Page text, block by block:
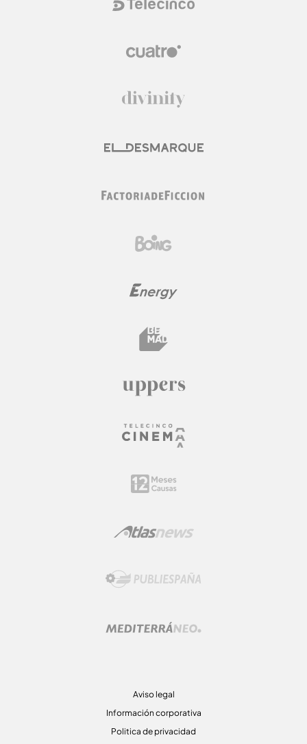
Aviso legal
Información corporativa
Politica de privacidad